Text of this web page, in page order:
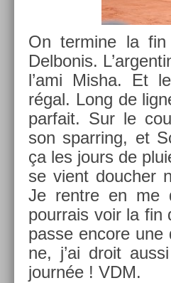
On ter­mine la
Delbonis.
l’ami Misha. Et
régal. Long de
par­fait. Sur le
son sparr­ing, et
ça les jours de
se vient douch­er
Je re­ntre en me
pour­rais voir la fin
passe en­core
ne, j’ai droit
journée ! VDM.